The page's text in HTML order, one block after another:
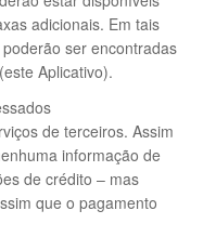
adicionais. Em tais
ser encontradas
Aplicativo).
de terceiros. Assim
informação de
de crédito – mas
que o pagamento